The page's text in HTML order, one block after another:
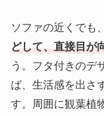
ソファの近くでも、
どして、直接目が
う。フタ付きのデ
ば、生活感を出さ
す。周囲に観葉植